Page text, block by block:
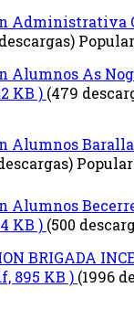
Administrativa
Popular
Alumnos As
KB ) (479
Alumnos
Popular
Alumnos
KB ) (500
BRIGADA
895 KB ) (1996